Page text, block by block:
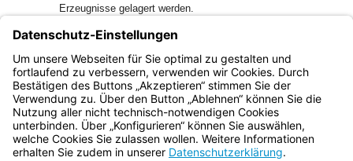
Erzeugnisse gelagert werden.
(3) Während der Ernte und des Dreschens, jedoch
höchstens drei Wochen lang, brauchen die
Mindestentfernungen der Absätze 1 und 2 nicht eingehalten
zu werden.
Bayern.de
BayernPortal